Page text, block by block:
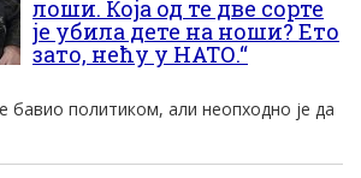
лоши. Која од те две сорте
је убила дете на ноши? Ето
зато, нећу у НАТО.“
бавио политиком, али неопходно је да